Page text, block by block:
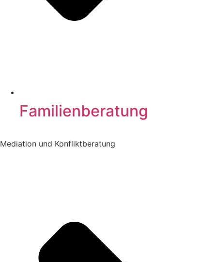
Familienberatung
Mediation und Konfliktberatung